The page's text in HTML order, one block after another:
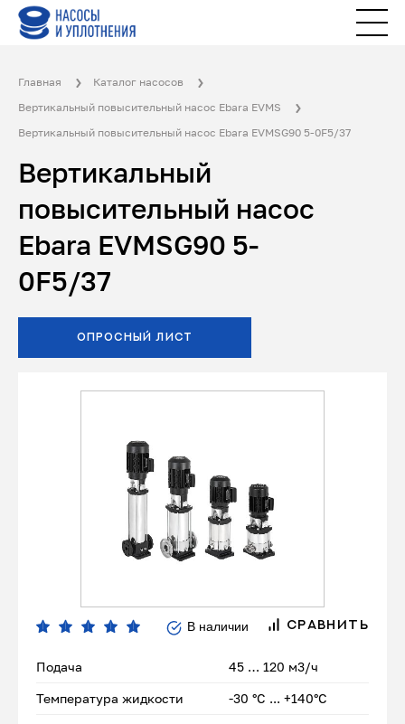
Главная
Каталог насосов
Вертикальный повысительный насос Ebara EVMS
Вертикальный повысительный насос Ebara EVMSG90 5-0F5/37
Вертикальный
повысительный насос
Ebara EVMSG90 5-
0F5/37
ОПРОСНЫЙ ЛИСТ
В наличии СРАВНИТЬ
Подача 45 … 120 м3/ч
Температура жидкости -30 °С ... +140°С